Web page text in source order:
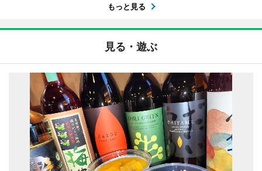
もっと見る
見る・遊ぶ